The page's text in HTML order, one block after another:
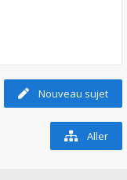
Nouveau sujet
Aller